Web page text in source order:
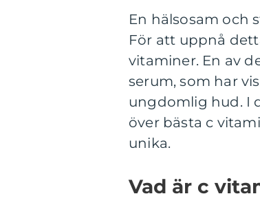
En hälsosam och
För att uppnå
vitaminer. En av
serum, som har
ungdomlig hud. I
över bästa c
unika.
Vad är c